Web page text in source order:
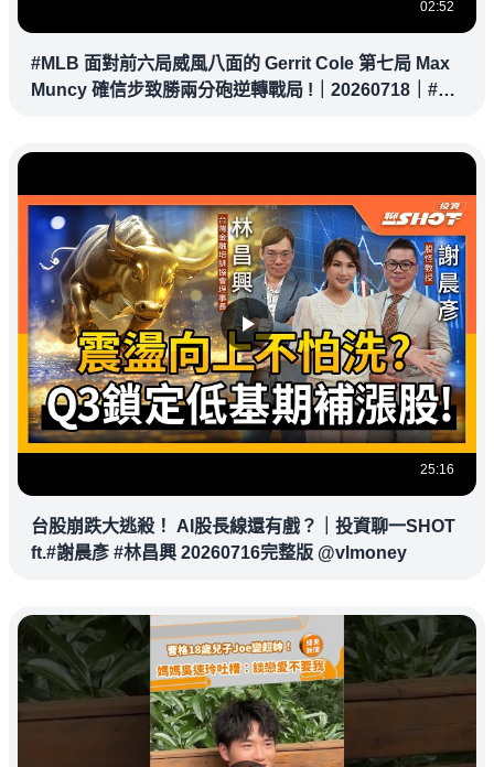
02:52
#MLB 面對前六局威風八面的 Gerrit Cole 第七局 Max
Muncy 確信步致勝兩分砲逆轉戰局 !｜20260718｜#洛
25:16
台股崩跌大逃殺！ AI股長線還有戲？｜投資聊一SHOT
ft.#謝晨彥 #林昌興 20260716完整版 @vlmoney